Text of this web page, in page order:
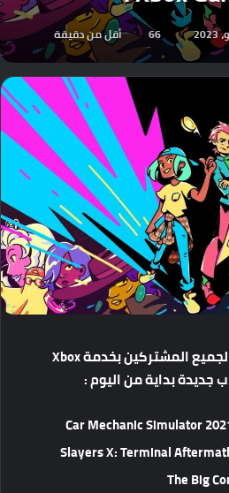
66 أقل من دقيقة
لجميعالمشتركينبخدمةXbox
جديدةبدايةمناليوم:
Car Mechanic Simulator
Slayers X: Terminal
The Big